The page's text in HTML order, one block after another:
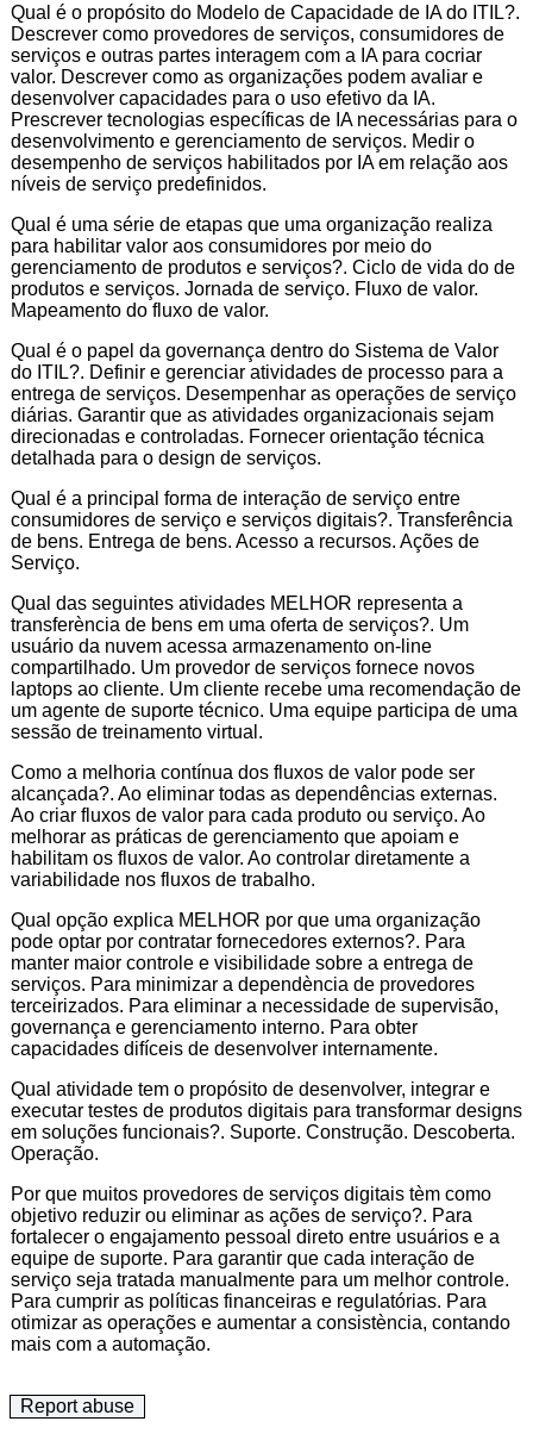
Qual é o propósito do Modelo de Capacidade de IA do ITIL?.
Descrever como provedores de serviços, consumidores de
serviços e outras partes interagem com a IA para cocriar
valor. Descrever como as organizações podem avaliar e
desenvolver capacidades para o uso efetivo da IA.
Prescrever tecnologias específicas de IA necessárias para o
desenvolvimento e gerenciamento de serviços. Medir o
desempenho de serviços habilitados por IA em relação aos
níveis de serviço predefinidos.
Qual é uma série de etapas que uma organização realiza
para habilitar valor aos consumidores por meio do
gerenciamento de produtos e serviços?. Ciclo de vida do de
produtos e serviços. Jornada de serviço. Fluxo de valor.
Mapeamento do fluxo de valor.
Qual é o papel da governança dentro do Sistema de Valor
do ITIL?. Definir e gerenciar atividades de processo para a
entrega de serviços. Desempenhar as operações de serviço
diárias. Garantir que as atividades organizacionais sejam
direcionadas e controladas. Fornecer orientação técnica
detalhada para o design de serviços.
Qual é a principal forma de interação de serviço entre
consumidores de serviço e serviços digitais?. Transferência
de bens. Entrega de bens. Acesso a recursos. Ações de
Serviço.
Qual das seguintes atividades MELHOR representa a
transferència de bens em uma oferta de serviços?. Um
usuário da nuvem acessa armazenamento on-line
compartilhado. Um provedor de serviços fornece novos
laptops ao cliente. Um cliente recebe uma recomendação de
um agente de suporte técnico. Uma equipe participa de uma
sessão de treinamento virtual.
Como a melhoria contínua dos fluxos de valor pode ser
alcançada?. Ao eliminar todas as dependências externas.
Ao criar fluxos de valor para cada produto ou serviço. Ao
melhorar as práticas de gerenciamento que apoiam e
habilitam os fluxos de valor. Ao controlar diretamente a
variabilidade nos fluxos de trabalho.
Qual opção explica MELHOR por que uma organização
pode optar por contratar fornecedores externos?. Para
manter maior controle e visibilidade sobre a entrega de
serviços. Para minimizar a dependència de provedores
terceirizados. Para eliminar a necessidade de supervisão,
governança e gerenciamento interno. Para obter
capacidades difíceis de desenvolver internamente.
Qual atividade tem o propósito de desenvolver, integrar e
executar testes de produtos digitais para transformar designs
em soluções funcionais?. Suporte. Construção. Descoberta.
Operação.
Por que muitos provedores de serviços digitais tèm como
objetivo reduzir ou eliminar as ações de serviço?. Para
fortalecer o engajamento pessoal direto entre usuários e a
equipe de suporte. Para garantir que cada interação de
serviço seja tratada manualmente para um melhor controle.
Para cumprir as políticas financeiras e regulatórias. Para
otimizar as operações e aumentar a consistència, contando
mais com a automação.
Report abuse